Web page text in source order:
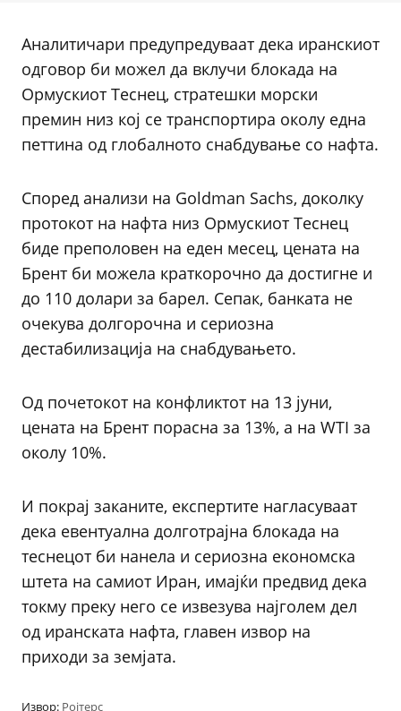
Аналитичари предупредуваат дека иранскиот
одговор би можел да вклучи блокада на
Ормускиот Теснец, стратешки морски
премин низ кој се транспортира околу една
петтина од глобалното снабдување со нафта.
Според анализи на Goldman Sachs, доколку
протокот на нафта низ Ормускиот Теснец
биде преполовен на еден месец, цената на
Брент би можела краткорочно да достигне и
до 110 долари за барел. Сепак, банката не
очекува долгорочна и сериозна
дестабилизација на снабдувањето.
Од почетокот на конфликтот на 13 јуни,
цената на Брент порасна за 13%, а на WTI за
околу 10%.
И покрај заканите, експертите нагласуваат
дека евентуална долготрајна блокада на
теснецот би нанела и сериозна економска
штета на самиот Иран, имајќи предвид дека
токму преку него се извезува најголем дел
од иранската нафта, главен извор на
приходи за земјата.
Извор: Ројтерс